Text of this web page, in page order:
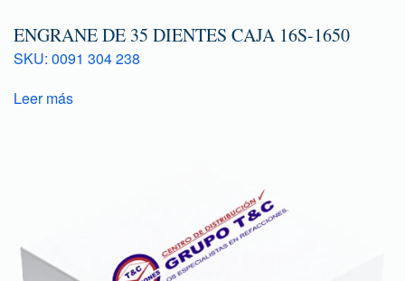
ENGRANE DE 35 DIENTES CAJA 16S-1650
SKU: 0091 304 238
Leer más